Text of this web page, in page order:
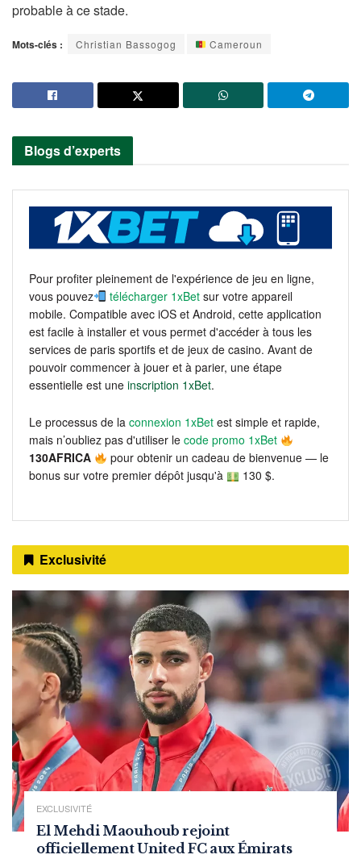
probable à ce stade.
Mots-clés : Christian Bassogog Cameroun
Blogs d’experts
Pour profiter pleinement de l'expérience de jeu en ligne,
vous pouvez
télécharger 1xBet sur votre appareil
mobile. Compatible avec iOS et Android, cette application
est facile à installer et vous permet d'accéder à tous les
services de paris sportifs et de jeux de casino. Avant de
pouvoir commencer à jouer et à parier, une étape
essentielle est une inscription 1xBet.
Le processus de la connexion 1xBet est simple et rapide,
mais n’oubliez pas d'utiliser le code promo 1xBet
130AFRICA
pour obtenir un cadeau de bienvenue — le
bonus sur votre premier dépôt jusqu'à
130 $.
Exclusivité
EXCLUSIVITÉ
El Mehdi Maouhoub rejoint
officiellement United FC aux Émirats